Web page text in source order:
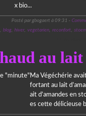
x bio...
Posté par gbogaert à 09:31 -
, blog, hiver, vegetarien, reconfort,
au
Ma Végéchérie
fortant au lait
ait d’amandes en
es cette délicieuse